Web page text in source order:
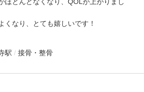
くなり、とても嬉しいです！
駅 接骨・整骨